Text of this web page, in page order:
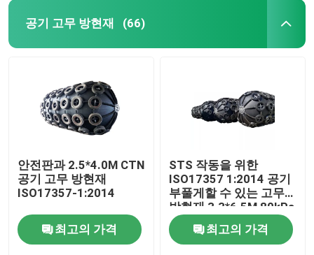
공기 고무 방현재 (66)
안전판과 2.5*4.0M CTN
공기 고무 방현재
ISO17357-1:2014
최고의 가격
STS 작동을 위한
ISO17357 1:2014 공기
부풀게할 수 있는 고무
방현재 3.3*6.5M 80kPa
최고의 가격